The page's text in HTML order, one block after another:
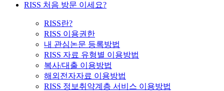
RISS 처음 방문 이세요?
RISS란?
RISS 이용권한
내 관심논문 등록방법
RISS 자료 유형별 이용방법
복사/대출 이용방법
해외전자자료 이용방법
RISS 정보취약계층 서비스 이용방법